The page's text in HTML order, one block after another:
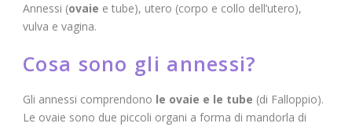
Annessi (ovaie e tube), utero (corpo e collo dell’utero),
vulva e vagina.
Cosa sono gli annessi?
Gli annessi comprendono le ovaie e le tube (di Falloppio).
Le ovaie sono due piccoli organi a forma di mandorla di